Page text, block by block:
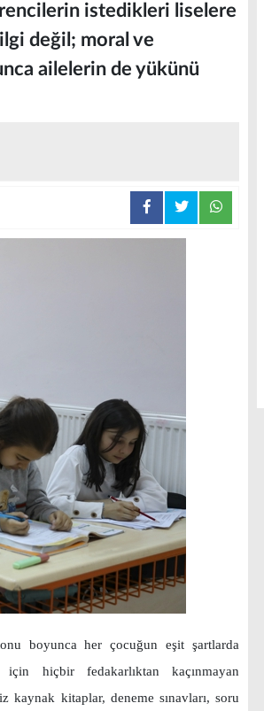
istedikleri liselere
değil; moral ve
ailelerin de yükünü
boyunca her çocuğun eşit şartlarda
hiçbir fedakarlıktan kaçınmayan
kaynak kitaplar, deneme sınavları, soru